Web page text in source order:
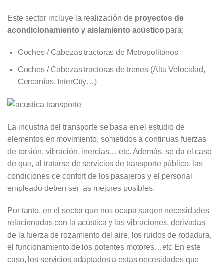
Este sector incluye la realización de proyectos de
acondicionamiento y aislamiento acústico para:
Coches / Cabezas tractoras de Metropolitanos
Coches / Cabezas tractoras de trenes (Alta Velocidad,
Cercanías, InterCity…)
La industria del transporte se basa en el estudio de
elementos en movimiento, sometidos a continuas fuerzas
de torsión, vibración, inercias… etc. Además, se da el caso
de que, al tratarse de servicios de transporte público, las
condiciones de confort de los pasajeros y el personal
empleado deben ser las mejores posibles.
Por tanto, en el sector que nos ocupa surgen necesidades
relacionadas con la acústica y las vibraciones, derivadas
de la fuerza de rozamiento del aire, los ruidos de rodadura,
el funcionamiento de los potentes motores…etc En este
caso, los servicios adaptados a estas necesidades que